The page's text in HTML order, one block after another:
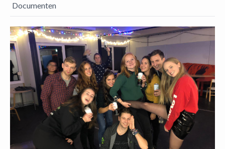
Documenten